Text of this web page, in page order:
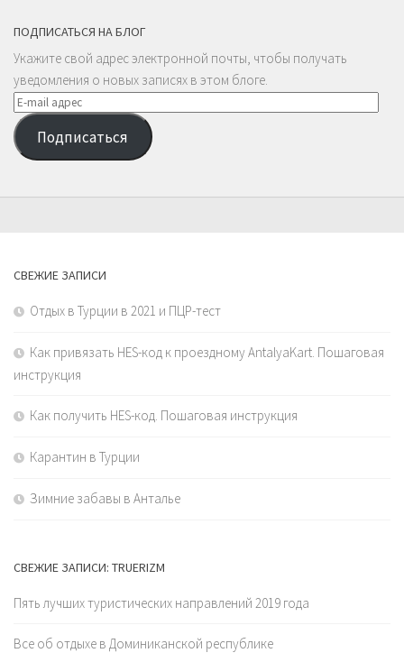
ПОДПИСАТЬСЯ НА БЛОГ
Укажите свой адрес электронной почты, чтобы получать
уведомления о новых записях в этом блоге.
E-
mail
адресПодписаться
СВЕЖИЕ ЗАПИСИ
Отдых в Турции в 2021 и ПЦР-тест
Как привязать HES-код к проездному AntalyaKart. Пошаговая
инструкция
Как получить HES-код. Пошаговая инструкция
Карантин в Турции
Зимние забавы в Анталье
СВЕЖИЕ ЗАПИСИ: TRUERIZM
Пять лучших туристических направлений 2019 года
Все об отдыхе в Доминиканской республике